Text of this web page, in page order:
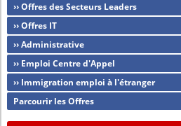
›› Offres des Secteurs Leaders
›› Offres IT
›› Administrative
›› Emploi Centre d'Appel
›› Immigration emploi à l'étranger
Parcourir les Offres